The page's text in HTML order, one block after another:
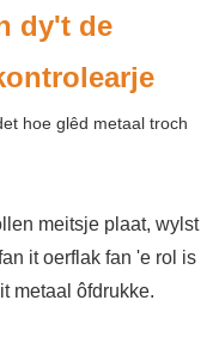
dy't de
hoe glêd metaal troch
meitsje plaat, wylst
it oerflak fan 'e rol is
metaal ôfdrukke.